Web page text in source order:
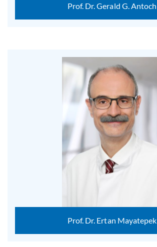
Prof. Dr. Gerald G. Antoch
Prof. Dr. Ertan Mayatepek